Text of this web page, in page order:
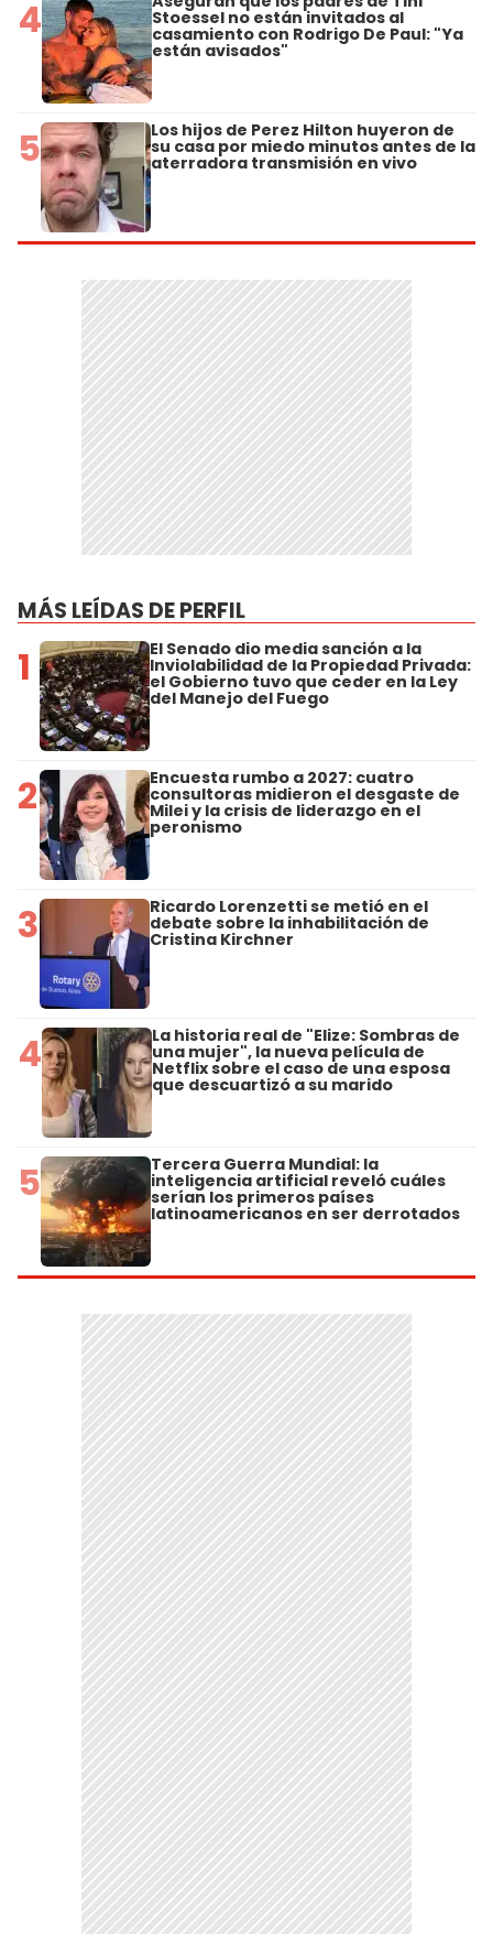
4 Stoessel no están invitados al
casamiento con Rodrigo De Paul: "Ya
están avisados"
5 Los hijos de Perez Hilton huyeron de
su casa por miedo minutos antes de la
aterradora transmisión en vivo
MÁS LEÍDAS DE PERFIL
1 El Senado dio media sanción a la
Inviolabilidad de la Propiedad Privada:
el Gobierno tuvo que ceder en la Ley
del Manejo del Fuego
2 Encuesta rumbo a 2027: cuatro
consultoras midieron el desgaste de
Milei y la crisis de liderazgo en el
peronismo
3 Ricardo Lorenzetti se metió en el
debate sobre la inhabilitación de
Cristina Kirchner
4 La historia real de "Elize: Sombras de
una mujer", la nueva película de
Netflix sobre el caso de una esposa
que descuartizó a su marido
5 Tercera Guerra Mundial: la
inteligencia artificial reveló cuáles
serían los primeros países
latinoamericanos en ser derrotados